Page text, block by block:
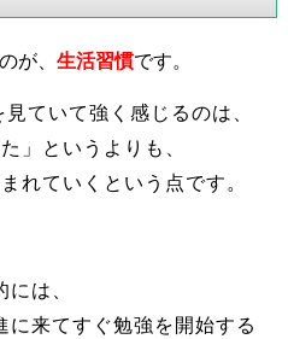
が、 生活習慣です。
ていて強く感じるのは、
」というよりも、
れていくという点です。
には、
に来てすぐ勉強を開始する